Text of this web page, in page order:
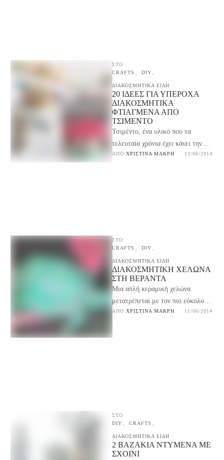
ΣΤΟ
CRAFTS
DIY
ΔΙΑΚΟΣΜΗΤΙΚΑ ΕΙΔΗ
20 ΙΔΈΕΣ ΓΙΑ ΥΠΈΡΟΧΑ
ΔΙΑΚΟΣΜΗΤΙΚΆ
ΦΤΙΑΓΜΈΝΑ ΑΠΌ
ΤΣΙΜΈΝΤΟ
Τσιμέντο, ένα υλικό που τα
τελευταία χρόνια έχει κάνει την
εμφάνιση του σε υπέροχα
ΑΠΌ ΧΡΙΣΤΊΝΑ ΜΑΚΡΉ 13/06/2014
ΣΤΟ
CRAFTS
DIY
ΔΙΑΚΟΣΜΗΤΙΚΑ ΕΙΔΗ
ΔΙΑΚΟΣΜΗΤΙΚΉ ΧΕΛΏΝΑ
ΣΤΗ ΒΕΡΆΝΤΑ
Μια απλή κεραμική χελώνα
μετατρέπεται με τον πιο εύκολο
τρόπο σε ένα διακοσμητικό
ΑΠΌ ΧΡΙΣΤΊΝΑ ΜΑΚΡΉ 11/06/2014
ΣΤΟ
DIY
CRAFTS
ΔΙΑΚΟΣΜΗΤΙΚΑ ΕΙΔΗ
2 ΒΑΖΆΚΙΑ ΝΤΥΜΈΝΑ ΜΕ
ΣΧΟΙΝΊ